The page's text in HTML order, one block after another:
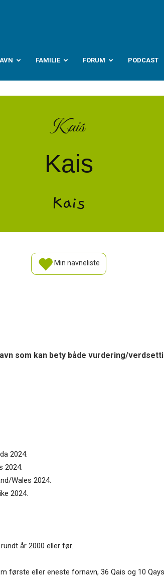
FAMILIE FORUM PODCAST
Kais
Kais
Kais
Min navneliste
som kan bety både vurdering/
2024.
2024.
Wales 2024.
2024.
år 2000 eller før.
første eller eneste fornavn, 36 Qais og 10